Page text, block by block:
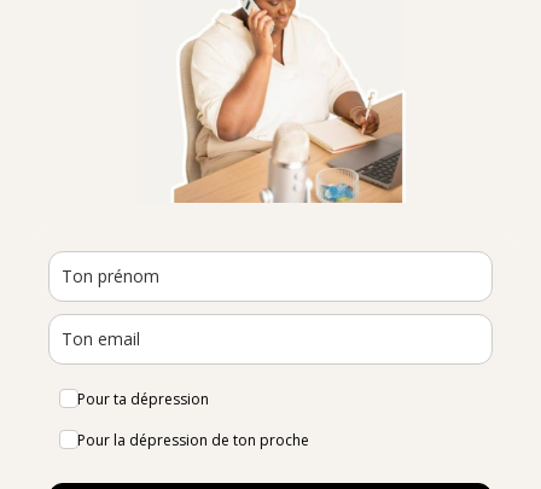
Pour ta dépression
Pour la dépression de ton proche